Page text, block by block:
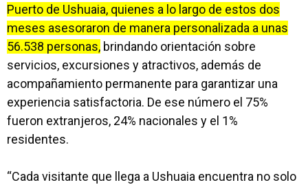
Puerto de Ushuaia, quienes a lo largo de estos dos
meses asesoraron de manera personalizada a unas
56.538 personas, brindando orientación sobre
servicios, excursiones y atractivos, además de
acompañamiento permanente para garantizar una
experiencia satisfactoria. De ese número el 75%
fueron extranjeros, 24% nacionales y el 1%
residentes.
“Cada visitante que llega a Ushuaia encuentra no solo